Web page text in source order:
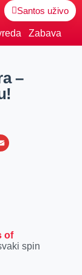
Santos uživo
Zabava
–
E
of
spin